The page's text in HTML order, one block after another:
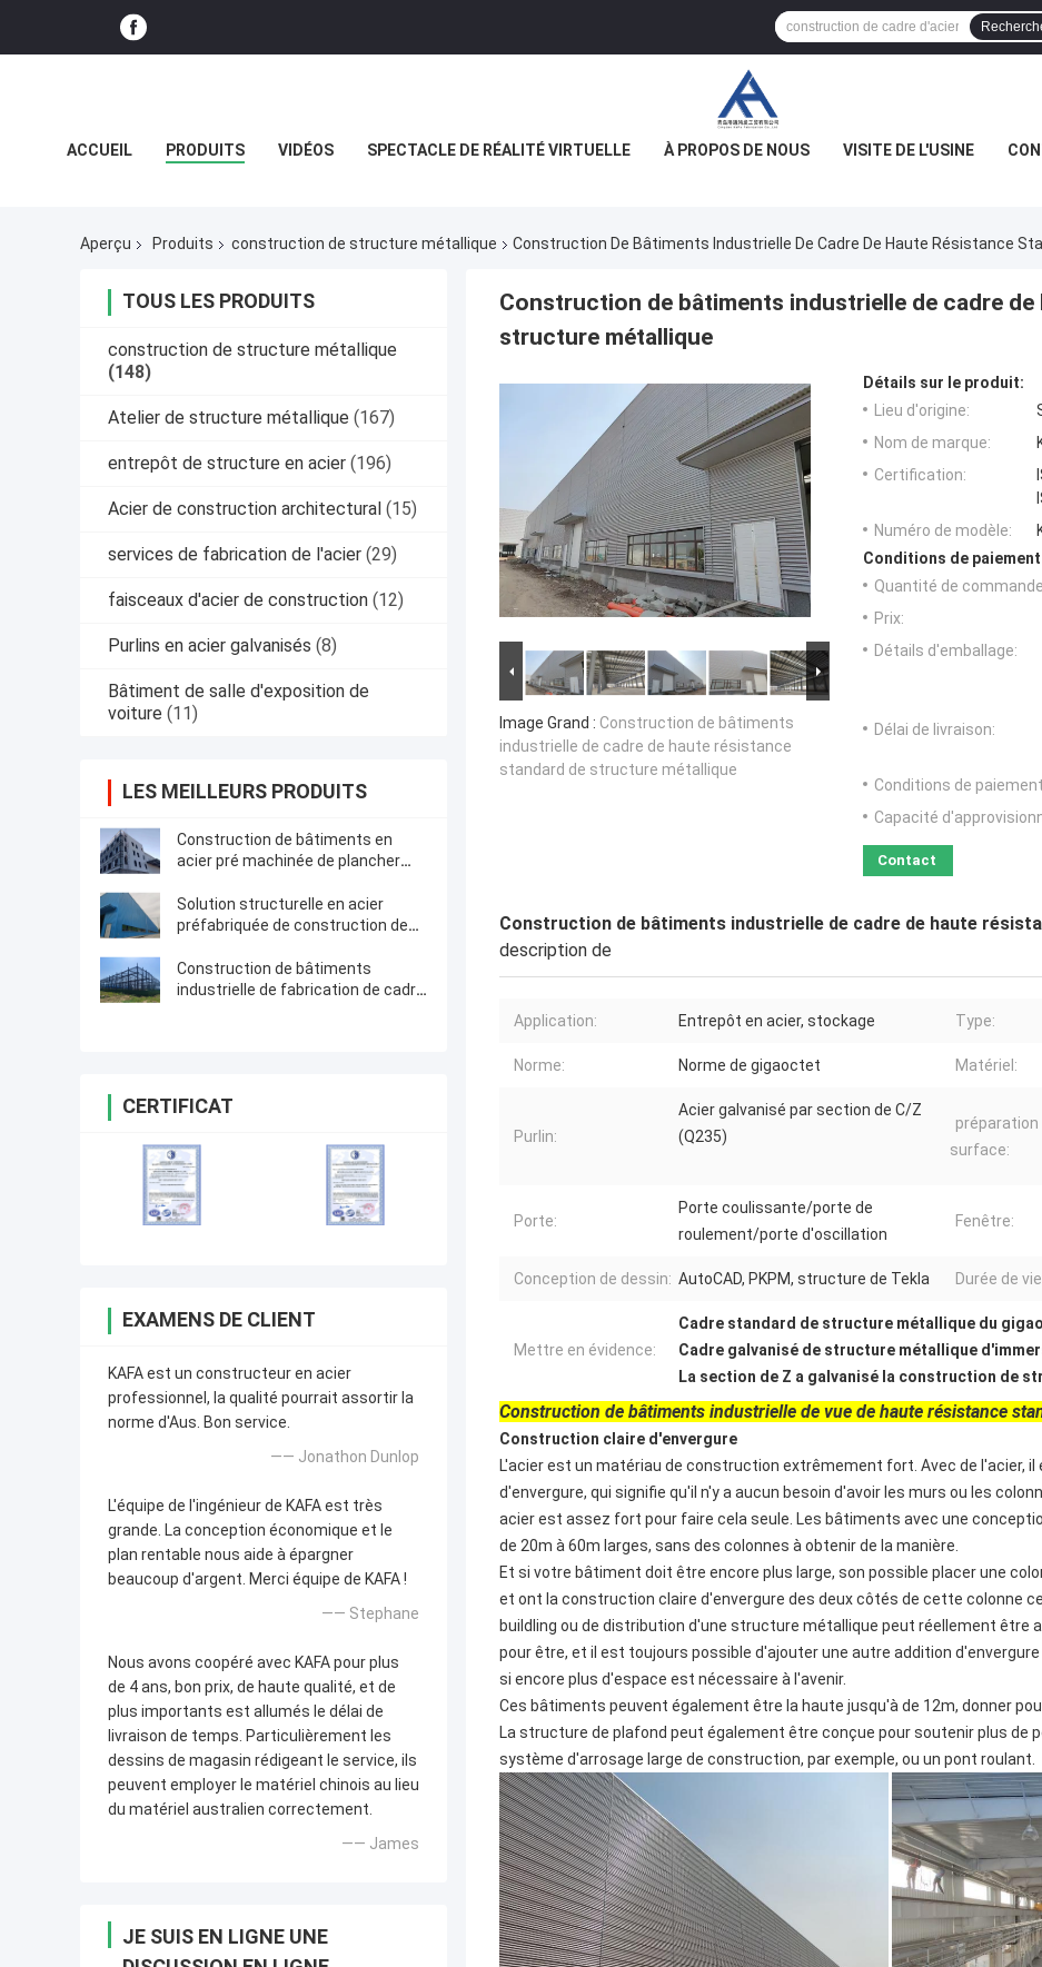
ACCUEIL PRODUITS VIDÉOS SPECTACLE DE RÉALITÉ VIRTUELLE À PROPOS DE NOUS VISITE DE L'USINE
Aperçu Produits construction de structure métallique Construction De Bâtiments Industrielle De Cadre De Haute Résistance
TOUS LES PRODUITS
construction de structure métallique
(148)
Atelier de structure métallique (167)
entrepôt de structure en acier (196)
Acier de construction architectural (15)
services de fabrication de l'acier (29)
faisceaux d'acier de construction (12)
Purlins en acier galvanisés (8)
Bâtiment de salle d'exposition de
voiture (11)
LES MEILLEURS PRODUITS
Construction de bâtiments en
acier pré machinée de plancher
Solution structurelle en acier
préfabriquée de construction de
Construction de bâtiments
industrielle de fabrication de cadre
CERTIFICAT
EXAMENS DE CLIENT
KAFA est un constructeur en acier
professionnel, la qualité pourrait assortir la
norme d'Aus. Bon service.
—— Jonathon Dunlop
L'équipe de l'ingénieur de KAFA est très
grande. La conception économique et le
plan rentable nous aide à épargner
beaucoup d'argent. Merci équipe de KAFA !
—— Stephane
Nous avons coopéré avec KAFA pour plus
de 4 ans, bon prix, de haute qualité, et de
plus importants est allumés le délai de
livraison de temps. Particulièrement les
dessins de magasin rédigeant le service, ils
peuvent employer le matériel chinois au lieu
du matériel australien correctement.
—— James
JE SUIS EN LIGNE UNE
Construction de bâtiments industrielle de cadre
structure métallique
Image Grand : Construction de bâtiments
industrielle de cadre de haute résistance
standard de structure métallique
Détails sur le produit:
Lieu d'origine:
Nom de marque:
Certification:
Numéro de modèle:
Conditions de
Quantité de
Prix:
Détails d'emballage:
Délai de livraison:
Conditions de
Capacité
Contact
Construction de bâtiments industrielle de cadre de haute
description de
Application: Entrepôt en acier, stockage Type:
Norme: Norme de gigaoctet Matériel:
Purlin:
Acier galvanisé par section de C/Z
(Q235)
préparation
surface:
Porte:
Porte coulissante/porte de
roulement/porte d'oscillation
Fenêtre:
Conception de dessin: AutoCAD, PKPM, structure de Tekla Durée de
Mettre en évidence:
Cadre standard de structure métallique du
Cadre galvanisé de structure métallique
La section de Z a galvanisé la construction de
Construction de bâtiments industrielle de vue de haute résistance
Construction claire d'envergure
L'acier est un matériau de construction extrêmement fort. Avec de l'acier,
d'envergure, qui signifie qu'il n'y a aucun besoin d'avoir les murs ou les
acier est assez fort pour faire cela seule. Les bâtiments avec une
de 20m à 60m larges, sans des colonnes à obtenir de la manière.
Et si votre bâtiment doit être encore plus large, son possible placer une
et ont la construction claire d'envergure des deux côtés de cette colonne
buildling ou de distribution d'une structure métallique peut réellement être
pour être, et il est toujours possible d'ajouter une autre addition
si encore plus d'espace est nécessaire à l'avenir.
Ces bâtiments peuvent également être la haute jusqu'à de 12m, donner
La structure de plafond peut également être conçue pour soutenir plus de
système d'arrosage large de construction, par exemple, ou un pont roulant.